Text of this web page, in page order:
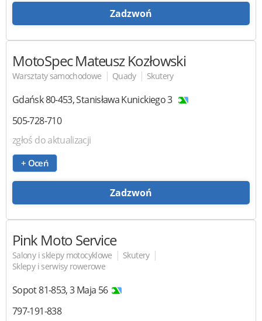
Zadzwoń
MotoSpecMateusz Kozłowski
Warsztaty samochodowe | Quady | Skutery
Gdańsk80-453,Stanisława Kunickiego 3
505-728-710
zgłoś do aktualizacji
+ Oceń
Zadzwoń
Pink Moto Service
Salony i sklepy motocyklowe | Skutery |
Sklepy i serwisy rowerowe
Sopot81-853,3 Maja 56
797-191-838